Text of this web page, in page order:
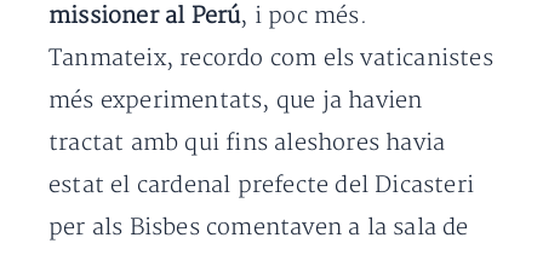
missioner al Perú, i poc més.
Tanmateix, recordo com els vaticanistes
més experimentats, que ja havien
tractat amb qui fins aleshores havia
estat el cardenal prefecte del Dicasteri
per als Bisbes comentaven a la sala de